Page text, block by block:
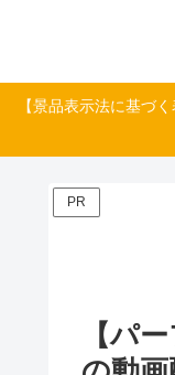
【景品表示法に基づ
PR
【パ